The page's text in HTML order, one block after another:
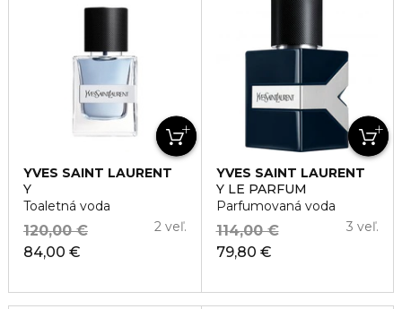
YVES SAINT LAURENT
Y
Toaletná voda
84,00 €
120,00 € 2 veľ.
YVES SAINT LAURENT
Y LE PARFUM
Parfumovaná voda
79,80 €
114,00 € 3 veľ.